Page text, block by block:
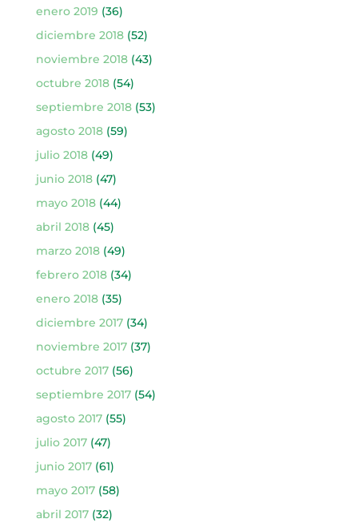
enero 2019 (36)
diciembre 2018(52)
noviembre 2018(43)
octubre 2018(54)
septiembre 2018(53)
agosto 2018(59)
julio 2018(49)
junio 2018(47)
mayo 2018(44)
abril 2018(45)
marzo 2018(49)
febrero 2018(34)
enero 2018(35)
diciembre 2017(34)
noviembre 2017(37)
octubre 2017(56)
septiembre 2017(54)
agosto 2017(55)
julio 2017(47)
junio 2017(61)
mayo 2017(58)
abril 2017(32)